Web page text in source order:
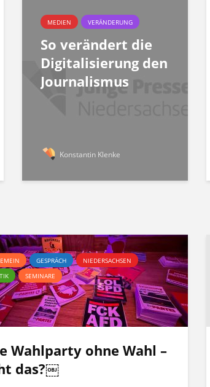
MEDIEN VERÄNDERUNG
So verändert die
Digitalisierung den
Journalismus
Konstantin Klenke
GESPRÄCH
NIEDERSACHSEN
SEMINARE
Wahlparty ohne Wahl –
das?￼